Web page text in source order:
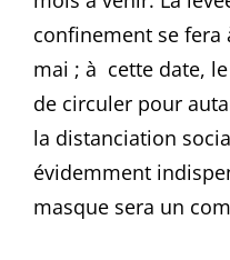
confinement se fera
mai ; à cette date, le
de circuler pour
la distanciation
évidemment
masque sera un